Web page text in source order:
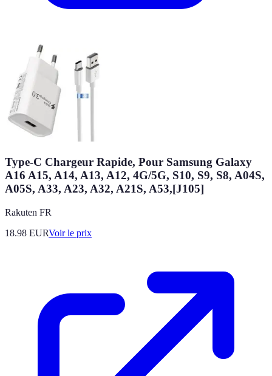
Type-C Chargeur Rapide, Pour Samsung Galaxy
A16 A15, A14, A13, A12, 4G/5G, S10, S9, S8, A04S,
A05S, A33, A23, A32, A21S, A53,[J105]
Rakuten FR
18.98 EURVoir le prix